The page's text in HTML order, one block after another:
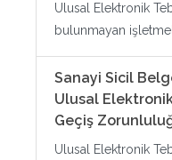
Ulusal Elektronik
bulunmayan
Sanayi Sicil
Ulusal
Geçiş
Ulusal Elektronik